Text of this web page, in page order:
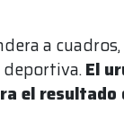
a
El
el